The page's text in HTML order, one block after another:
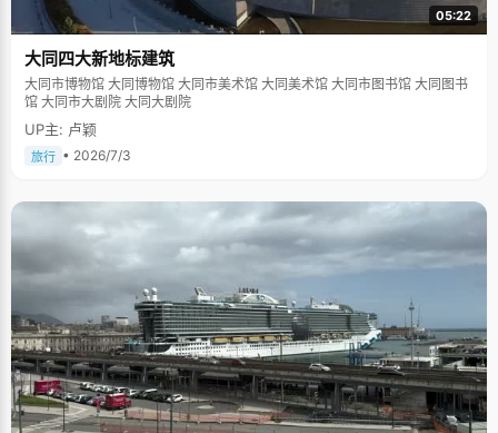
05:22
大同四大新地标建筑
大同市博物馆 大同博物馆 大同市美术馆 大同美术馆 大同市图书馆 大同图书
馆 大同市大剧院 大同大剧院
UP主: 卢颖
旅行 • 2026/7/3